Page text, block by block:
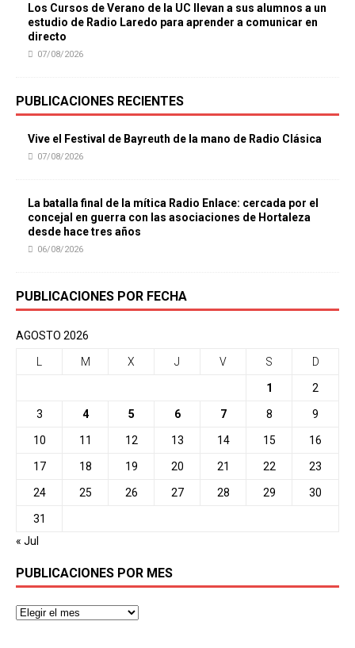
Los Cursos de Verano de la UC llevan a sus alumnos a un
estudio de Radio Laredo para aprender a comunicar en
directo
07/08/2026
PUBLICACIONES RECIENTES
Vive el Festival de Bayreuth de la mano de Radio Clásica
07/08/2026
La batalla final de la mítica Radio Enlace: cercada por el
concejal en guerra con las asociaciones de Hortaleza
desde hace tres años
06/08/2026
PUBLICACIONES POR FECHA
AGOSTO 2026
M X J V S D
1 2
3 4 5 6 7 8 9
10 11 12 13 14 15 16
17 18 19 20 21 22 23
24 25 26 27 28 29 30
31
« Jul
PUBLICACIONES POR MES